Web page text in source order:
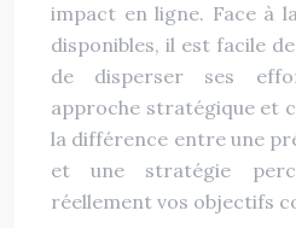
impact en ligne. Face à
disponibles, il est facile
de disperser ses
approche stratégique et
la différence entre une
et une stratégie
réellement vos objectifs